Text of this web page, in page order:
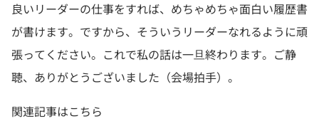
良いリーダーの仕事をすれば、めちゃめちゃ面白い履歴書
が書けます。ですから、そういうリーダーなれるように頑
張ってください。これで私の話は一旦終わります。ご静
聴、ありがとうございました（会場拍手）。
関連記事はこちら